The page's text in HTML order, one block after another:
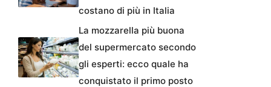
costano di più in Italia
La mozzarella più buona
del supermercato secondo
gli esperti: ecco quale ha
conquistato il primo posto